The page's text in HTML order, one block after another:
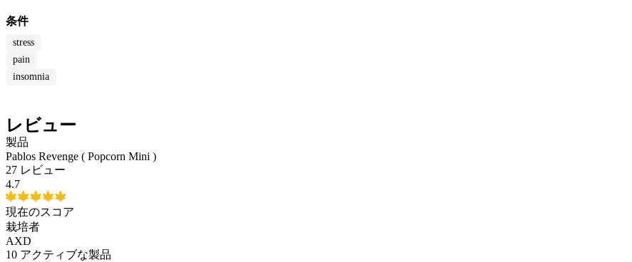
条件
stress
pain
insomnia
レビュー
製品
Pablos Revenge ( Popcorn Mini )
27 レビュー
4.7
現在のスコア
栽培者
AXD
10 アクティブな製品